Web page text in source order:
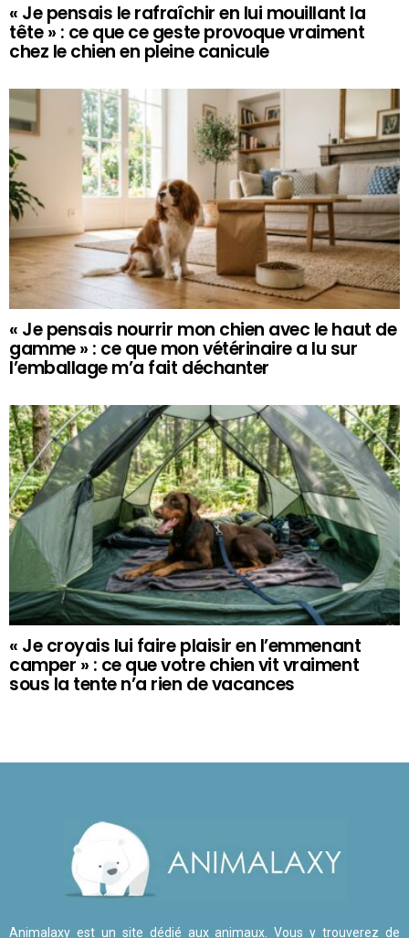
« Je pensais le rafraîchir en lui mouillant la
tête » : ce que ce geste provoque vraiment
chez le chien en pleine canicule
« Je pensais nourrir mon chien avec le haut de
gamme » : ce que mon vétérinaire a lu sur
l’emballage m’a fait déchanter
« Je croyais lui faire plaisir en l’emmenant
camper » : ce que votre chien vit vraiment
sous la tente n’a rien de vacances
Animalaxy est un site dédié aux animaux. Vous y trouverez de